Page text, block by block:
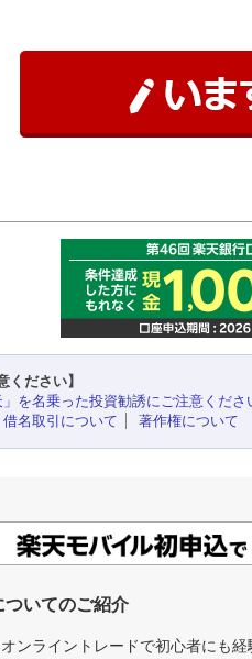
ください】
」を名乗った投資勧誘にご注意くださ
名取引について
著作権について
いてのご紹介
ンライントレードで初心者にも